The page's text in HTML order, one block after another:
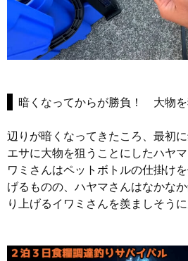
暗くなってからが勝負！ 大物を
辺りが暗くなってきたころ、最初
エサに大物を狙うことにしたハヤ
ワミさんはペットボトルの仕掛け
げるものの、ハヤマさんはなかな
り上げるイワミさんを羨ましそうに